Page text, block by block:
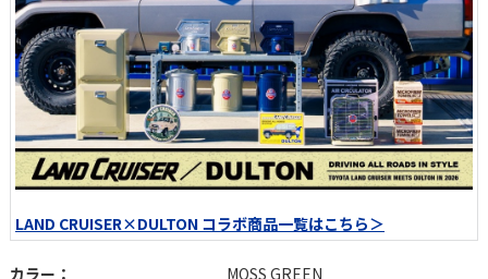
LAND CRUISER×DULTON コラボ商品一覧はこちら＞
カラー：
MOSS GREEN